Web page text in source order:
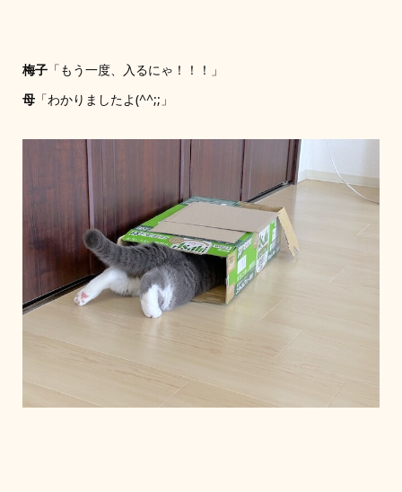
梅子「もう一度、入るにゃ！！！」
母「わかりましたよ(^^;;」